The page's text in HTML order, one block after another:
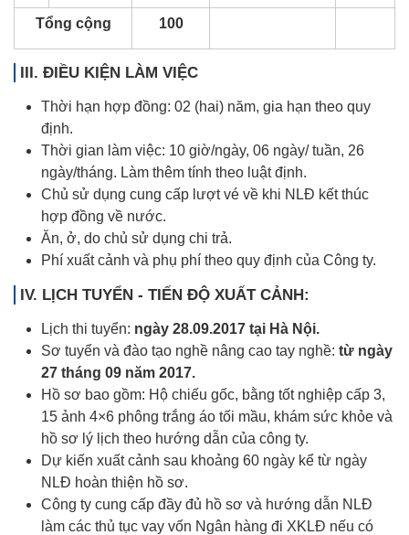
Tổng cộng 100
III. ĐIỀU KIỆN LÀM VIỆC
Thời hạn hợp đồng: 02 (hai) năm, gia hạn theo quy
định.
Thời gian làm việc: 10 giờ/ngày, 06 ngày/ tuần, 26
ngày/tháng. Làm thêm tính theo luật định.
Chủ sử dụng cung cấp lượt vé về khi NLĐ kết thúc
hợp đồng về nước.
Ăn, ở, do chủ sử dụng chi trả.
Phí xuất cảnh và phụ phí theo quy định của Công ty.
IV. LỊCH TUYỂN - TIẾN ĐỘ XUẤT CẢNH:
Lịch thi tuyển: ngày 28.09.2017 tại Hà Nội.
Sơ tuyển và đào tạo nghề nâng cao tay nghề: từ ngày
27 tháng 09 năm 2017.
Hồ sơ bao gồm: Hộ chiếu gốc, bằng tốt nghiệp cấp 3,
15 ảnh 4×6 phông trắng áo tối mầu, khám sức khỏe và
hồ sơ lý lịch theo hướng dẫn của công ty.
Dự kiến xuất cảnh sau khoảng 60 ngày kể từ ngày
NLĐ hoàn thiện hồ sơ.
Công ty cung cấp đầy đủ hồ sơ và hướng dẫn NLĐ
làm các thủ tục vay vốn Ngân hàng đi XKLĐ nếu có